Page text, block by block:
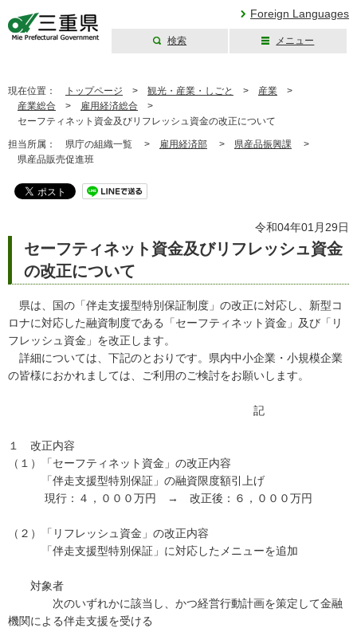
Foreign Languages
検索 メニュー
現在位置： トップページ > 観光・産業・しごと > 産業 >
産業総合 > 雇用経済総合 >
セーフティネット資金及びリフレッシュ資金の改正について
担当所属： 県庁の組織一覧 > 雇用経済部 > 県産品振興課 >
県産品販売促進班
令和04年01月29日
セーフティネット資金及びリフレッシュ資金
の改正について
県は、国の「伴走支援型特別保証制度」の改正に対応し、新型コ
ロナに対応した融資制度である「セーフティネット資金」及び「リ
フレッシュ資金」を改正します。
詳細については、下記のとおりです。県内中小企業・小規模企業
の皆様におかれましては、ご利用のご検討をお願いします。
記
１ 改正内容
（１）「セーフティネット資金」の改正内容
「伴走支援型特別保証」の融資限度額引上げ
現行：４，０００万円 → 改正後：６，０００万円
（２）「リフレッシュ資金」の改正内容
「伴走支援型特別保証」に対応したメニューを追加
対象者
次のいずれかに該当し、かつ経営行動計画を策定して金融
機関による伴走支援を受ける